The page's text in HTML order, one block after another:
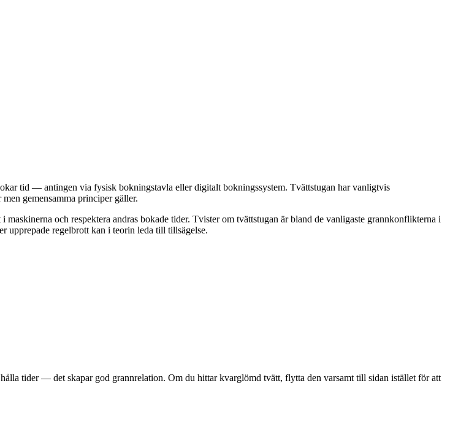
tid — antingen via fysisk bokningstavla eller digitalt bokningssystem. Tvättstugan har vanligtvis
gemensamma principer gäller.
och respektera andras bokade tider. Tvister om tvättstugan är bland de vanligaste grannkonflikterna i
upprepade regelbrott kan i teorin leda till tillsägelse.
tider — det skapar god grannrelation. Om du hittar kvarglömd tvätt, flytta den varsamt till sidan istället för att